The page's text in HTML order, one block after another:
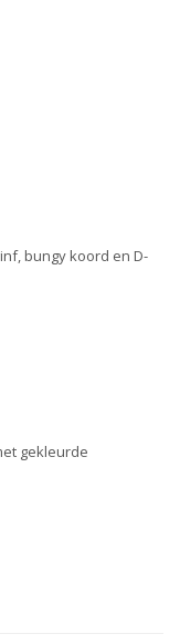
bungy koord en D-
gekleurde